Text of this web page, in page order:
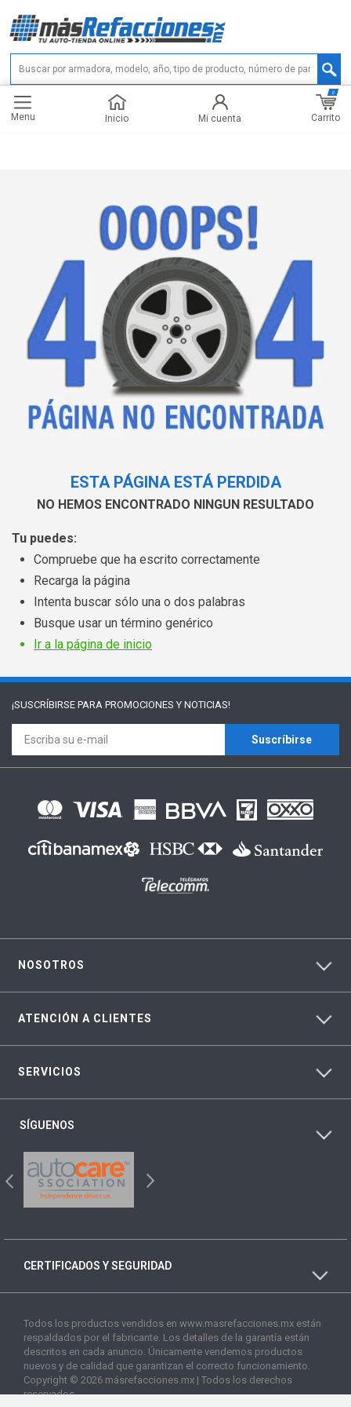
Menu Inicio Mi cuenta Carrito
0
ESTA PÁGINA ESTÁ PERDIDA
NO HEMOS ENCONTRADO NINGUN RESULTADO
Tu puedes:
Compruebe que ha escrito correctamente
Recarga la página
Intenta buscar sólo una o dos palabras
Busque usar un término genérico
Ir a la página de inicio
¡SUSCRÍBIRSE PARA PROMOCIONES Y NOTICIAS!
Suscríbirse
NOSOTROS
ATENCIÓN A CLIENTES
SERVICIOS
SÍGUENOS
CERTIFICADOS Y SEGURIDAD
Todos los productos vendidos en www.masrefacciones.mx están
respaldados por el fabricante. Los detalles de la garantía están
descritos en cada anuncio. Únicamente vendemos productos
nuevos y de calidad que garantizan el correcto funcionamiento.
Copyright © 2026 másrefacciones.mx | Todos los derechos
reservados